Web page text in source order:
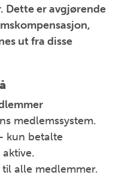
Dette er avgjørende
ut fra disse
medlemssystem.
kun betalte
til alle medlemmer.